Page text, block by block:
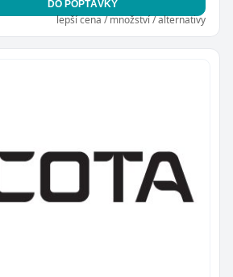
DO POPTÁVKY
lepší cena / množství / alternativy